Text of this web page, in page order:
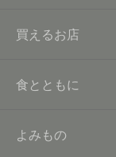
買えるお店
食とともに
よみもの